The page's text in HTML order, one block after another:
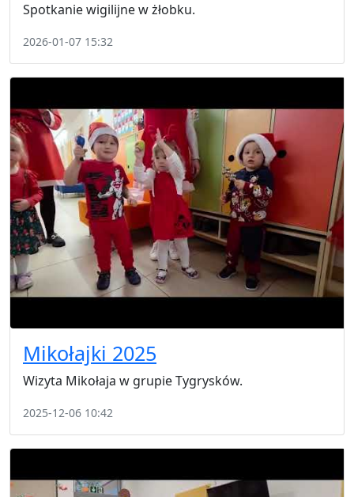
Spotkanie wigilijne w żłobku.
2026-01-07 15:32
Mikołajki 2025
Wizyta Mikołaja w grupie Tygrysków.
2025-12-06 10:42